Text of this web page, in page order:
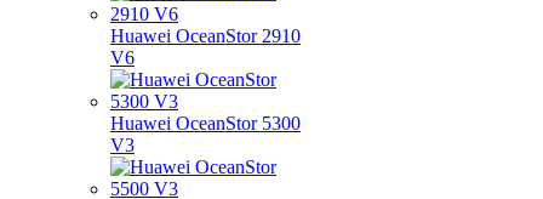
Huawei OceanStor 2910
V6
Huawei OceanStor 5300
V3